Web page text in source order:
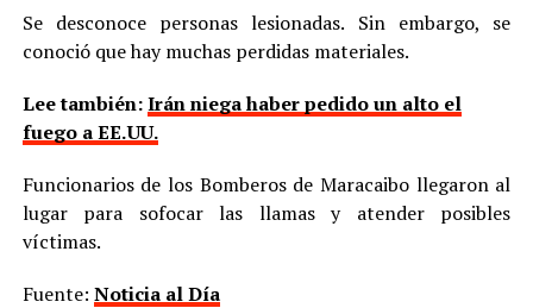
Se desconoce personas lesionadas. Sin embargo, se
conoció que hay muchas perdidas materiales.
Lee también:Irán niega haber pedido un alto el
fuego a EE. UU.
Funcionarios de los Bomberos de Maracaibo llegaron al
lugar para sofocar las llamas y atender posibles
víctimas.
Fuente: Noticia al Día